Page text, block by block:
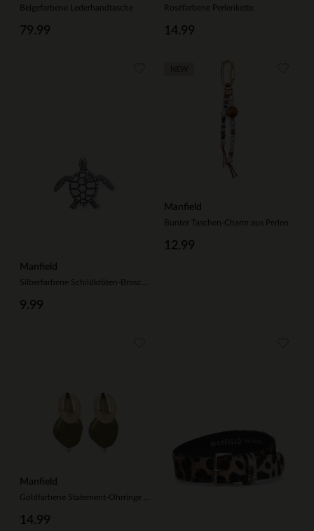
Beigefarbene Lederhandtasche
79.99
Roséfarbene Perlenkette
14.99
Manfield
9.99
Manfield
Bunter Taschen-Charm aus Perlen
12.99
Manfield
14.99